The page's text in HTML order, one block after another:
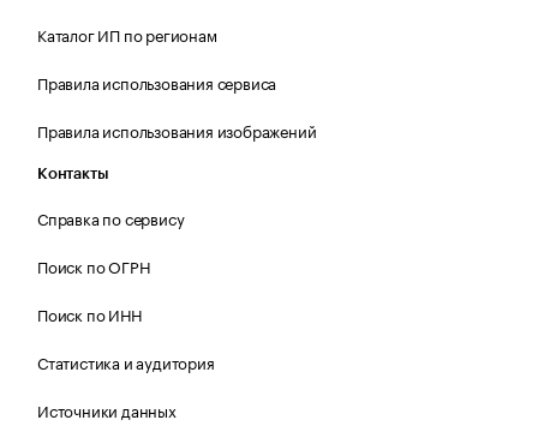
Каталог ИП по регионам
Правила использования сервиса
Правила использования изображений
Контакты
Справка по сервису
Поиск по ОГРН
Поиск по ИНН
Статистика и аудитория
Источники данных